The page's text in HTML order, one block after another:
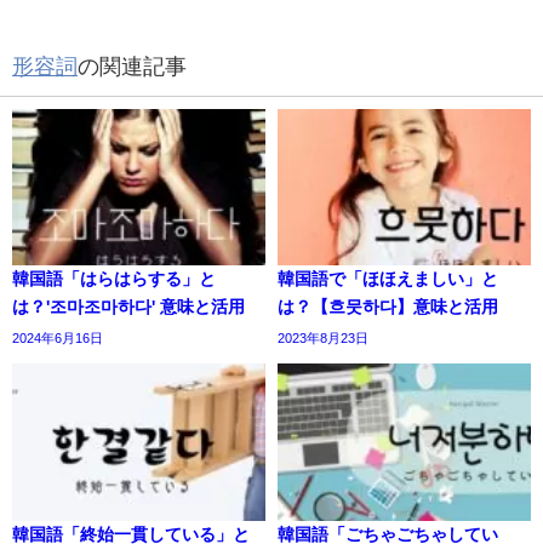
形容詞の関連記事
韓国語「はらはらする」と
は？'조마조마하다' 意味と活用
2024年6月16日
韓国語で「ほほえましい」と
は？【흐뭇하다】意味と活用
2023年8月23日
韓国語「終始一貫している」と
韓国語「ごちゃごちゃしてい